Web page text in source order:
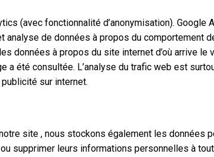
(avec fonctionnalité d’anonymisation). Google
analyse de données à propos du
données à propos du site internet d’où arrive
été consultée. L’analyse du trafic web est
sur internet.
site , nous stockons également les données
supprimer leurs informations personnelles à